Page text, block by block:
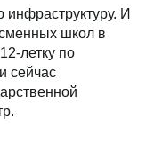
И
школ в
летку по
сейчас